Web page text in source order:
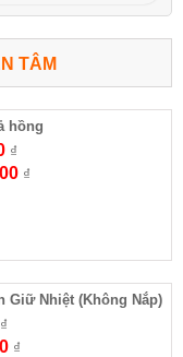
TÂM
hồng
₫
₫
Giữ Nhiệt (Không Nắp)
₫